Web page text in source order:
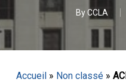
ByCCLA
Accueil» Non classé»